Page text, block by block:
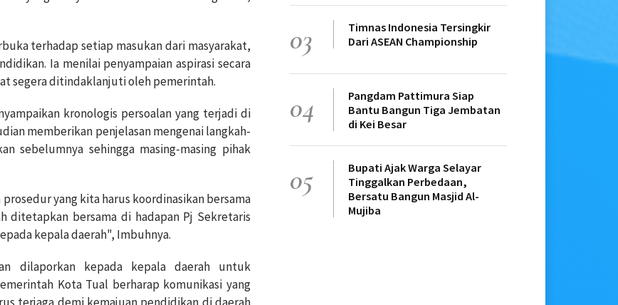
terhadap setiap masukan dari masyarakat,
Ia menilai penyampaian aspirasi secara
segera ditindaklanjuti oleh pemerintah.
kronologis persoalan yang terjadi di
memberikan penjelasan mengenai langkah-
sebelumnya sehingga masing-masing pihak
yang kita harus koordinasikan bersama
ditetapkan bersama di hadapan Pj Sekretaris
kepala daerah", Imbuhnya.
dilaporkan kepada kepala daerah untuk
Kota Tual berharap komunikasi yang
03
Timnas Indonesia Tersingkir
Dari ASEAN Championship
04
Pangdam Pattimura Siap
Bantu Bangun Tiga Jembatan
di Kei Besar
05
Bupati Ajak Warga Selayar
Tinggalkan Perbedaan,
Bersatu Bangun Masjid Al-
Mujiba